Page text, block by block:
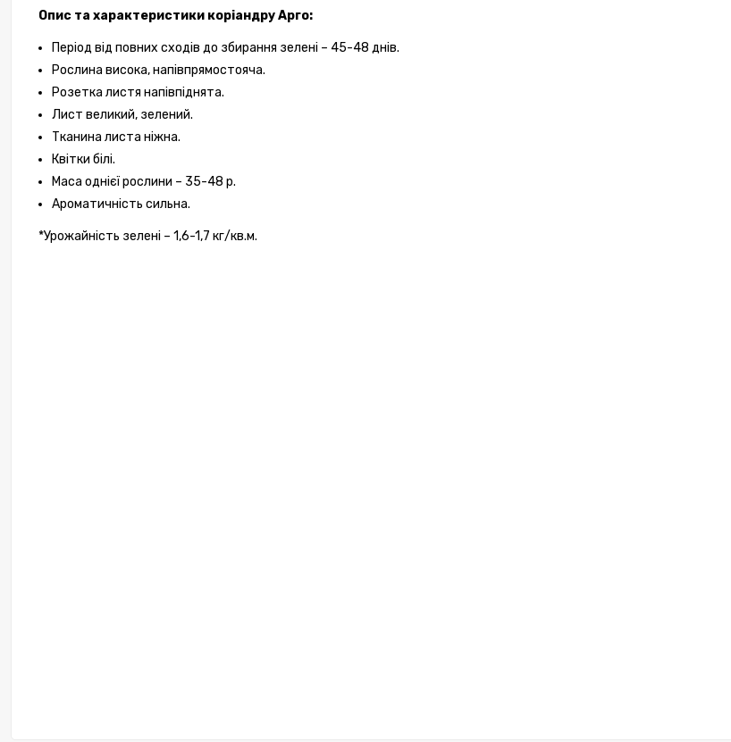
Опис та характеристики коріандру Арго:
Період від повних сходів до збирання зелені – 45-48 днів.
Рослина висока, напівпрямостояча.
Розетка листя напівпіднята.
Лист великий, зелений.
Тканина листа ніжна.
Квітки білі.
Маса однієї рослини – 35-48 р.
Ароматичність сильна.
*Урожайність зелені – 1,6-1,7 кг/кв.м.